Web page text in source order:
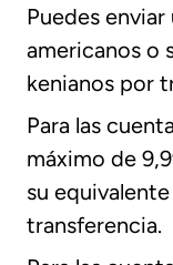
Puedes
americanos o
kenianos por
Para las
máximo de
su
transferencia.